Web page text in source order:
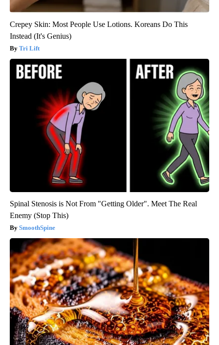
Crepey Skin: Most People Use Lotions. Koreans Do This
Instead (It's Genius)
Tri Lift
Spinal Stenosis is Not From "Getting Older". Meet The Real
Enemy (Stop This)
SmoothSpine